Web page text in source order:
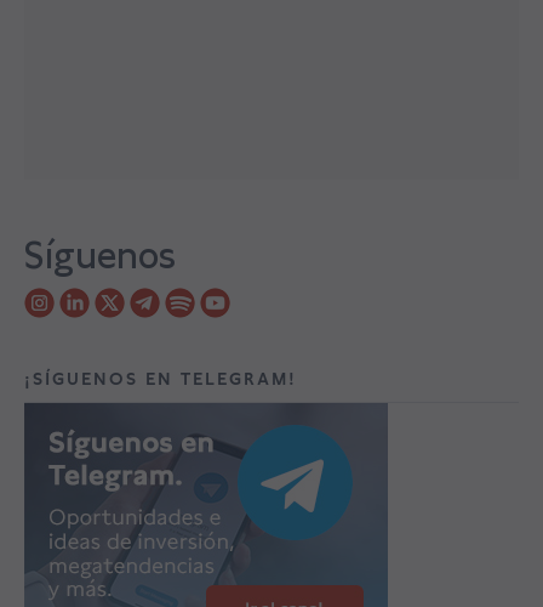
Síguenos
¡SÍGUENOS EN TELEGRAM!